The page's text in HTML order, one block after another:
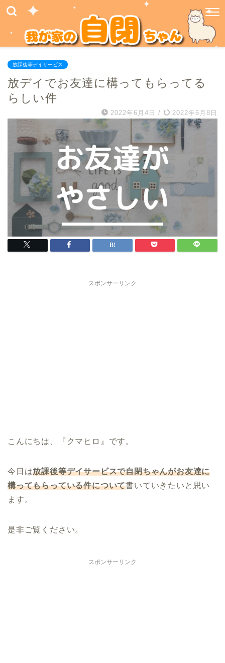
放課後等デイサービス
放デイでお友達に構ってもらってる
らしい件
2022年6月4日 / 2022年6月8日
スポンサーリンク
こんにちは、『クマヒロ』です。
今日は放課後等デイサービスで自閉ちゃんがお友達に
構ってもらっている件について書いていきたいと思い
ます。
是非ご覧ください。
スポンサーリンク